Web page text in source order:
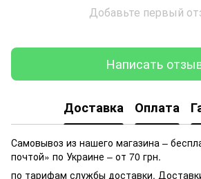
Добавьте первый
Написать
Доставка Оплата
Самовывоз из нашего магазина –
почтой» по Украине – от 70 грн.
по тарифам службы доставки.